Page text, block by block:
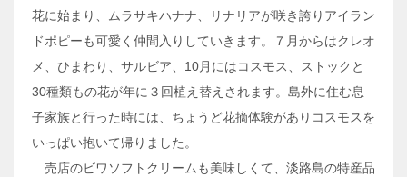
花に始まり、ムラサキハナナ、リナリアが咲き誇りアイラン
ドポピーも可愛く仲間入りしていきます。７月からはクレオ
メ、ひまわり、サルビア、10月にはコスモス、ストックと
30種類もの花が年に３回植え替えされます。島外に住む息
子家族と行った時には、ちょうど花摘体験がありコスモスを
いっぱい抱いて帰りました。
売店のビワソフトクリームも美味しくて、淡路島の特産品